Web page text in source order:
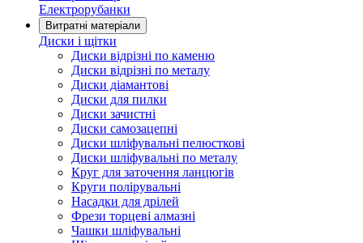
Електрорубанки
Витратні матеріали
Диски і щітки
Диски відрізні по каменю
Диски відрізні по металу
Диски діамантові
Диски для пилки
Диски зачистні
Диски самозацепні
Диски шліфувальні пелюсткові
Диски шліфувальні по металу
Круг для заточення ланцюгів
Круги полірувальні
Насадки для дрілей
Фрези торцеві алмазні
Чашки шліфувальні